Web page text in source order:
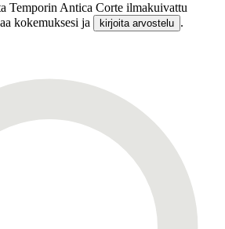
Temporin Antica Corte ilmakuivattu
kokemuksesi ja
kirjoita arvostelu .